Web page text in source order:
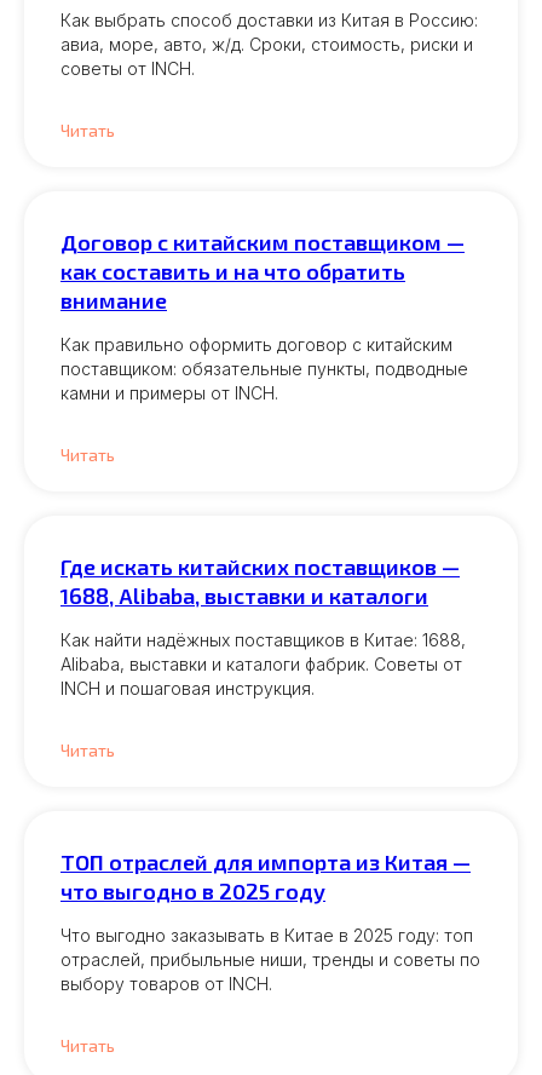
Как выбрать способ доставки из Китая в Россию:
авиа, море, авто, ж/д. Сроки, стоимость, риски и
советы от INCH.
Читать
Договор с китайским поставщиком —
как составить и на что обратить
внимание
Как правильно оформить договор с китайским
поставщиком: обязательные пункты, подводные
камни и примеры от INCH.
Читать
Где искать китайских поставщиков —
1688, Alibaba, выставки и каталоги
Как найти надёжных поставщиков в Китае: 1688,
Alibaba, выставки и каталоги фабрик. Советы от
INCH и пошаговая инструкция.
Читать
ТОП отраслей для импорта из Китая —
что выгодно в 2025 году
Что выгодно заказывать в Китае в 2025 году: топ
отраслей, прибыльные ниши, тренды и советы по
выбору товаров от INCH.
Читать